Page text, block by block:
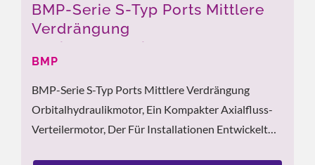
BMP-Serie S-Typ Ports Mittlere
Verdrängung
Orbitalhydraulikmotor
BMP
BMP-Serie S-Typ Ports Mittlere Verdrängung
Orbitalhydraulikmotor, Ein Kompakter Axialfluss-
Verteilermotor, Der Für Installationen Entwickelt